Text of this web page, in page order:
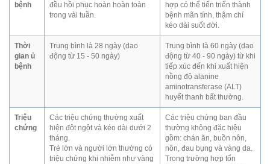
bệnh
đều hồi phục hoàn hoàn toàn
trong vài tuần.
hợp có thể tiến triển thành
bệnh mãn tính, thậm chí
kéo dài suốt đời.
Thời
gian ủ
bệnh
Trung bình là 28 ngày (dao
động từ 15 - 50 ngày)
Trung bình là 60 ngày (dao
động từ 40 - 90 ngày) từ khi
tiếp xúc đến khi xuất hiện
nồng độ alanine
aminotransferase (ALT)
huyết thanh bất thường.
Triệu
chứng
Các triệu chứng thường xuất
hiện đột ngột và kéo dài dưới 2
tháng.
Trẻ lớn và người lớn thường có
triệu chứng khi nhiễm như vàng
Các triệu chứng ban đầu
thường không đặc hiệu
gồm: chán ăn, buồn nôn,
nôn, đau bụng và vàng da.
Trong trường hợp tổn